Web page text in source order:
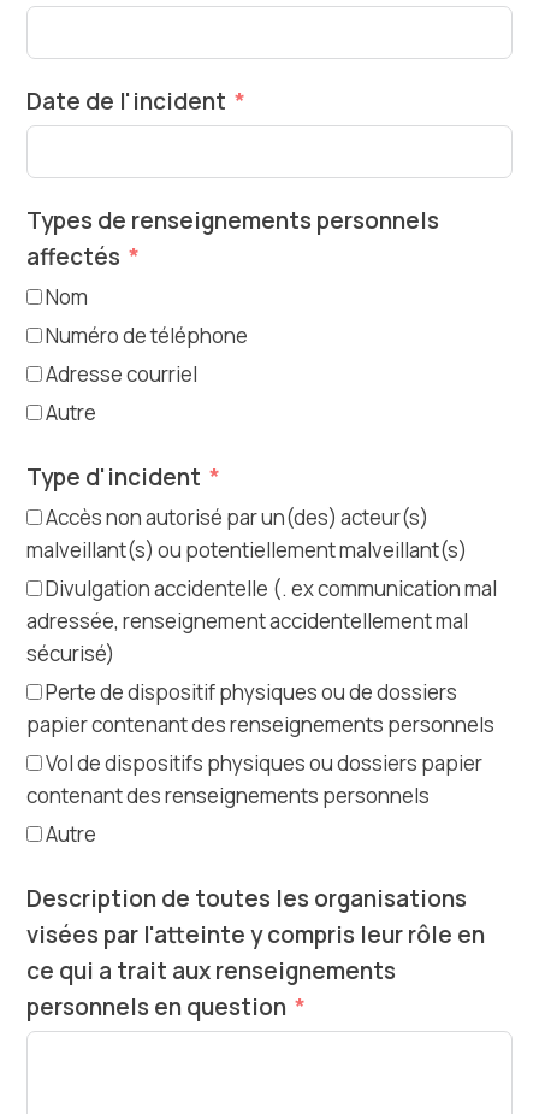
Date de l'incident
Types de renseignements personnels
affectés
Nom
Numéro de téléphone
Adresse courriel
Autre
Type d'incident
Accès non autorisé par un(des) acteur(s)
malveillant(s) ou potentiellement malveillant(s)
Divulgation accidentelle (. ex communication mal
adressée, renseignement accidentellement mal
sécurisé)
Perte de dispositif physiques ou de dossiers
papier contenant des renseignements personnels
Vol de dispositifs physiques ou dossiers papier
contenant des renseignements personnels
Autre
Description de toutes les organisations
visées par l'atteinte y compris leur rôle en
ce qui a trait aux renseignements
personnels en question